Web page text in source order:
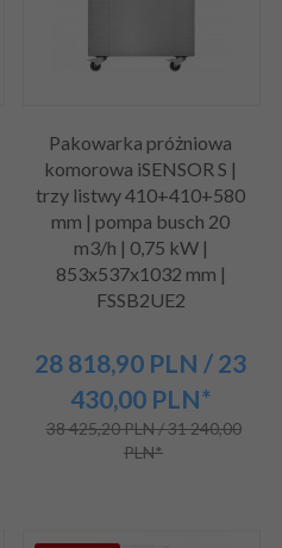
Pakowarka próżniowa
komorowa iSENSOR S |
trzy listwy 410+410+580
mm | pompa busch 20
m3/h | 0,75 kW |
853x537x1032 mm |
FSSB2UE2
28 818,90 PLN / 23
430,00 PLN*
38 425,20 PLN / 31 240,00
PLN*